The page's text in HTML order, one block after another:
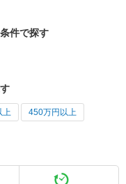
件で探す
上 450万円以上